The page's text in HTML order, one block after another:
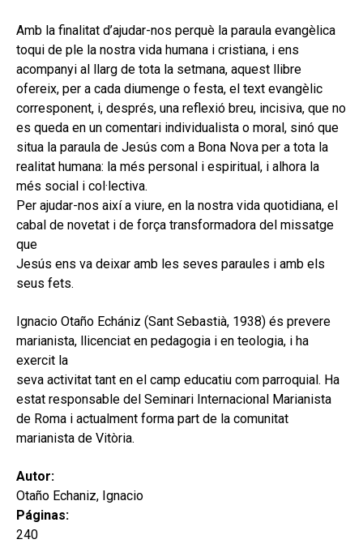
BUSCAR
CAT
ESP
Amb la finalitat d’ajudar-nos perquè la paraula evangèlica
toqui de ple la nostra vida humana i cristiana, i ens
acompanyi al llarg de tota la setmana, aquest llibre
ofereix, per a cada diumenge o festa, el text evangèlic
corresponent, i, després, una reflexió breu, incisiva, que no
es queda en un comentari individualista o moral, sinó que
situa la paraula de Jesús com a Bona Nova per a tota la
realitat humana: la més personal i espiritual, i alhora la
més social i col·lectiva.
Per ajudar-nos així a viure, en la nostra vida quotidiana, el
cabal de novetat i de força transformadora del missatge
que
Jesús ens va deixar amb les seves paraules i amb els
seus fets.
Ignacio Otaño Echániz (Sant Sebastià, 1938) és prevere
marianista, llicenciat en pedagogia i en teologia, i ha
exercit la
seva activitat tant en el camp educatiu com parroquial. Ha
estat responsable del Seminari Internacional Marianista
de Roma i actualment forma part de la comunitat
marianista de Vitòria.
Autor:
Otaño Echaniz, Ignacio
Páginas:
240